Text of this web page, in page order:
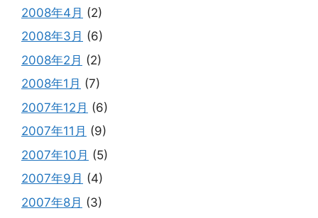
2008年4月 (2)
2008年3月 (6)
2008年2月 (2)
2008年1月 (7)
2007年12月 (6)
2007年11月 (9)
2007年10月 (5)
2007年9月 (4)
2007年8月 (3)